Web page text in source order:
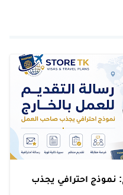
نموذج احترافي يجذب